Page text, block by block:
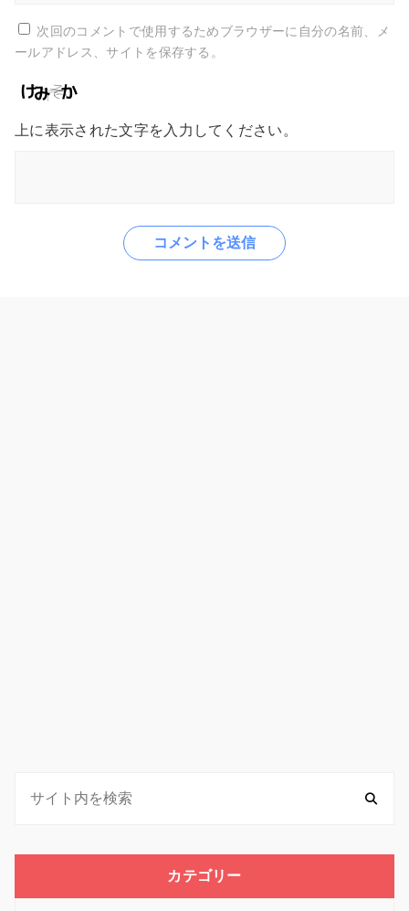
次回のコメントで使用するためブラウザーに自分の名前、メ
ールアドレス、サイトを保存する。
上に表示された文字を入力してください。
カテゴリー